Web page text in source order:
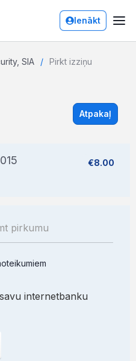
Ienākt
SIA Pirkt izziņu
Atpakaļ
€8.00
internetbanku